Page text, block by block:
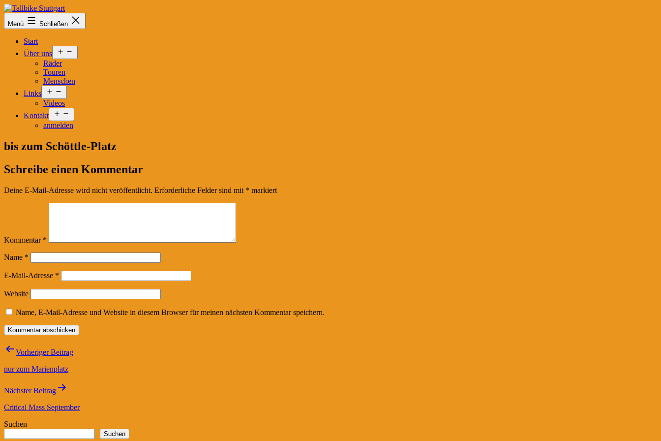
Zum
Inhalt
springen
Tallbike
Stuttgart
Menü Schließen
Start
Über uns
öffnen
Räder
Touren
Menschen
Links
öffnen
Videos
Kontakt
öffnen
anmelden
bis zum Schöttle-Platz
Schreibe einen Kommentar
Deine E-Mail-Adresse wird nicht veröffentlicht. Erforderliche Felder sind mit * markiert
Kommentar *
Name *
E-Mail-Adresse *
Website
Name, E-Mail-Adresse und Website in diesem Browser für meinen nächsten Kommentar speichern.
Beitragsnavigation
Vorheriger Beitrag
nur zum Marienplatz
Nächster Beitrag
Critical Mass September
Suchen
Suchen